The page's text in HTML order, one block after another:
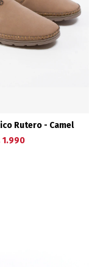
Rutero - Camel
1.990